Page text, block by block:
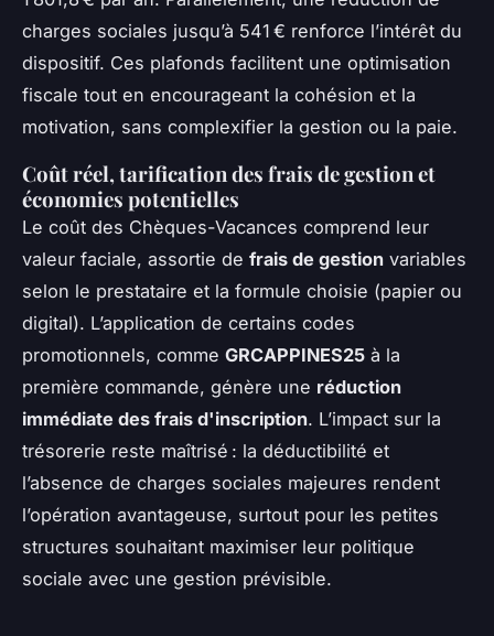
charges sociales jusqu’à 541 € renforce l’intérêt du
dispositif. Ces plafonds facilitent une optimisation
fiscale tout en encourageant la cohésion et la
motivation, sans complexifier la gestion ou la paie.
Coût réel, tarification des frais de gestion et
économies potentielles
Le coût des Chèques-Vacances comprend leur
valeur faciale, assortie de frais de gestion variables
selon le prestataire et la formule choisie (papier ou
digital). L’application de certains codes
promotionnels, comme GRCAPPINES25 à la
première commande, génère une réduction
immédiate des frais d'inscription. L’impact sur la
trésorerie reste maîtrisé : la déductibilité et
l’absence de charges sociales majeures rendent
l’opération avantageuse, surtout pour les petites
structures souhaitant maximiser leur politique
sociale avec une gestion prévisible.